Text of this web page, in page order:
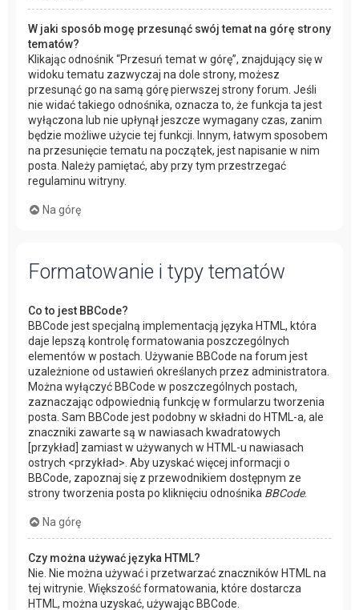
W jaki sposób mogę przesunąć swój temat na górę strony
tematów?
Klikając odnośnik “Przesuń temat w górę”, znajdujący się w
widoku tematu zazwyczaj na dole strony, możesz
przesunąć go na samą górę pierwszej strony forum. Jeśli
nie widać takiego odnośnika, oznacza to, że funkcja ta jest
wyłączona lub nie upłynął jeszcze wymagany czas, zanim
będzie możliwe użycie tej funkcji. Innym, łatwym sposobem
na przesunięcie tematu na początek, jest napisanie w nim
posta. Należy pamiętać, aby przy tym przestrzegać
regulaminu witryny.
Na górę
Formatowanie i typy tematów
Co to jest BBCode?
BBCode jest specjalną implementacją języka HTML, która
daje lepszą kontrolę formatowania poszczególnych
elementów w postach. Używanie BBCode na forum jest
uzależnione od ustawień określanych przez administratora.
Można wyłączyć BBCode w poszczególnych postach,
zaznaczając odpowiednią funkcję w formularzu tworzenia
posta. Sam BBCode jest podobny w składni do HTML-a, ale
znaczniki zawarte są w nawiasach kwadratowych
[przykład] zamiast w używanych w HTML-u nawiasach
ostrych <przykład>. Aby uzyskać więcej informacji o
BBCode, zapoznaj się z przewodnikiem dostępnym ze
strony tworzenia posta po kliknięciu odnośnika BBCode.
Na górę
Czy można używać języka HTML?
Nie. Nie można używać i przetwarzać znaczników HTML na
tej witrynie. Większość formatowania, które dostarcza
HTML, można uzyskać, używając BBCode.